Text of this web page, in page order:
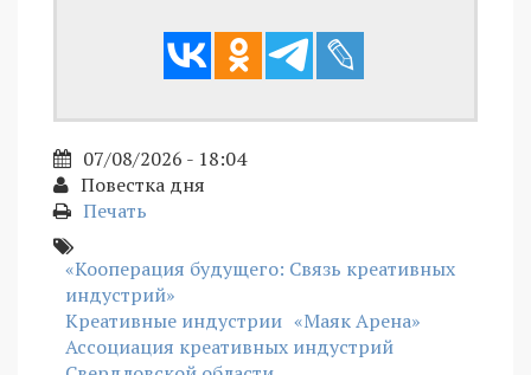
07/08/2026 - 18:04
Повестка дня
Печать
«Кооперация будущего: Связь креативных
индустрий»
Креативные индустрии «Маяк Арена»
Ассоциация креативных индустрий